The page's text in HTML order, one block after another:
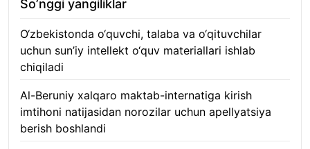
So’nggi yangiliklar
O‘zbekistonda o‘quvchi, talaba va o‘qituvchilar
uchun sun’iy intellekt o‘quv materiallari ishlab
chiqiladi
Al-Beruniy xalqaro maktab-internatiga kirish
imtihoni natijasidan norozilar uchun apellyatsiya
berish boshlandi